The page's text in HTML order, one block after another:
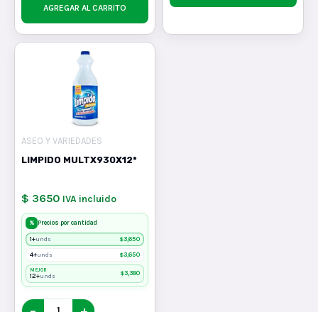
AGREGAR AL CARRITO
ASEO Y VARIEDADES
LIMPIDO MULTX930X12*
$ 3650 IVA incluido
% Precios por cantidad
1+unds $3,650
4+unds $3,650
MEJOR
12+unds $3,380